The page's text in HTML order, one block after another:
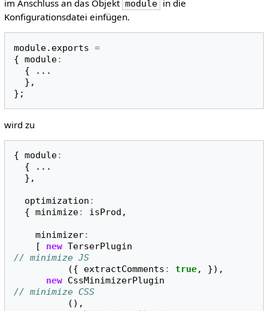
im Anschluss an das Objekt module in die
Konfigurationsdatei einfügen.
module. exports =
{ module:
{
...
},
};
wird zu
{ module:
{
...
},
optimization :
{ minimize: isProd ,
minimizer:
[
new TerserPlugin
// minimize JS
({
extractComments : true,
}),
new CssMinimizerPlugin
// minimize CSS
(),